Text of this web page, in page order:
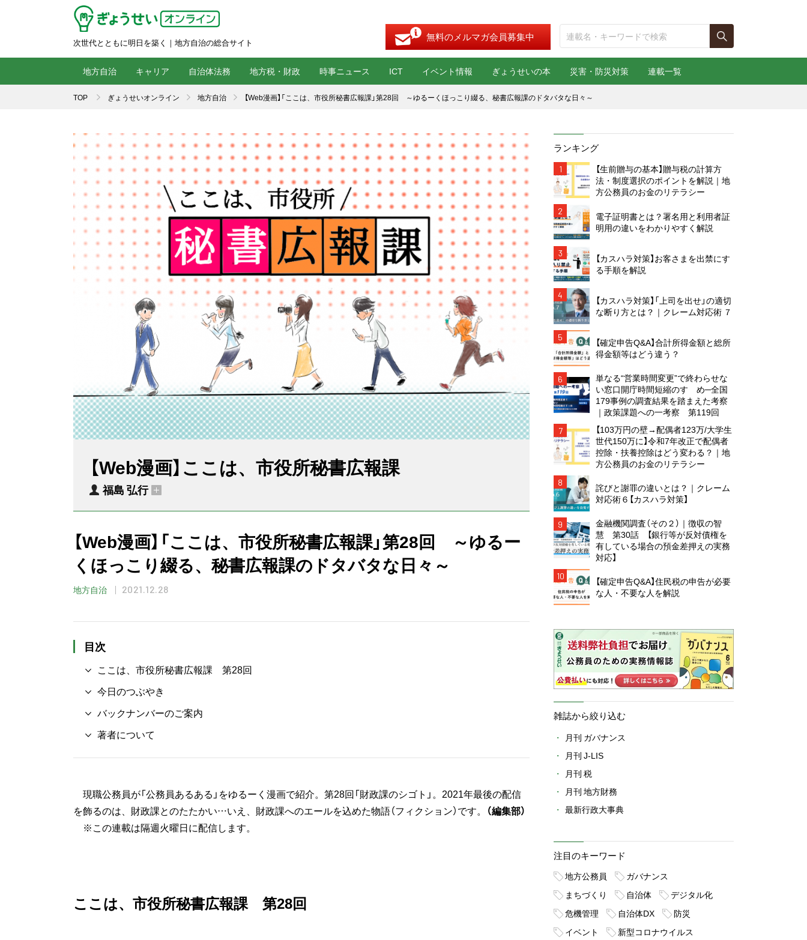
次世代とともに明日を築く｜地方自治の総合サイト 無料のメルマガ会員募集中
地方自治 キャリア 自治体法務 地方税・財政 時事ニュース ICT イベント情報 ぎょうせいの本 災害・防災対策 連載一覧
TOP ぎょうせいオンライン 地方自治 【Web漫画】「ここは、市役所秘書広報課」第28回 ～ゆるーくほっこり綴る、秘書広報課のドタバタな日々～
【Web漫画】ここは、市役所秘書広報課
福島 弘行
【Web漫画】「ここは、市役所秘書広報課」第28回 ～ゆるー
くほっこり綴る、秘書広報課のドタバタな日々～
地方自治 2021.12.28
目次
ここは、市役所秘書広報課 第28回
今日のつぶやき
バックナンバーのご案内
著者について
現職公務員が「公務員あるある」をゆるーく漫画で紹介。第28回「財政課のシゴト」。2021年最後の配信
を飾るのは、財政課とのたたかい…いえ、財政課へのエールを込めた物語（フィクション）です。 （編集部）
※この連載は隔週火曜日に配信します。
ここは、市役所秘書広報課 第28回
ランキング
1
【生前贈与の基本】贈与税の計算方
法・制度選択のポイントを解説｜地
方公務員のお金のリテラシー
2
電子証明書とは？署名用と利用者証
明用の違いをわかりやすく解説
3
【カスハラ対策】お客さまを出禁にす
る手順を解説
4
【カスハラ対策】「上司を出せ」の適切
な断り方とは？｜クレーム対応術 ７
5
【確定申告Q&A】合計所得金額と総所
得金額等はどう違う？
6
単なる“営業時間変更”で終わらせな
い窓口開庁時間短縮のすゝめ─全国
179事例の調査結果を踏まえた考察
｜政策課題への一考察 第119回
7
【103万円の壁→配偶者123万/大学生
世代150万に】令和7年改正で配偶者
控除・扶養控除はどう変わる？｜地
方公務員のお金のリテラシー
8
詫びと謝罪の違いとは？｜クレーム
対応術６【カスハラ対策】
9
金融機関調査（その２）｜徴収の智
慧 第30話 【銀行等が反対債権を
有している場合の預金差押えの実務
対応】
10
【確定申告Q&A】住民税の申告が必要
な人・不要な人を解説
雑誌から絞り込む
月刊 ガバナンス
月刊 J-LIS
月刊 税
月刊 地方財務
最新行政大事典
注目のキーワード
地方公務員
ガバナンス
まちづくり
自治体
デジタル化
危機管理
自治体DX
防災
イベント
新型コロナウイルス